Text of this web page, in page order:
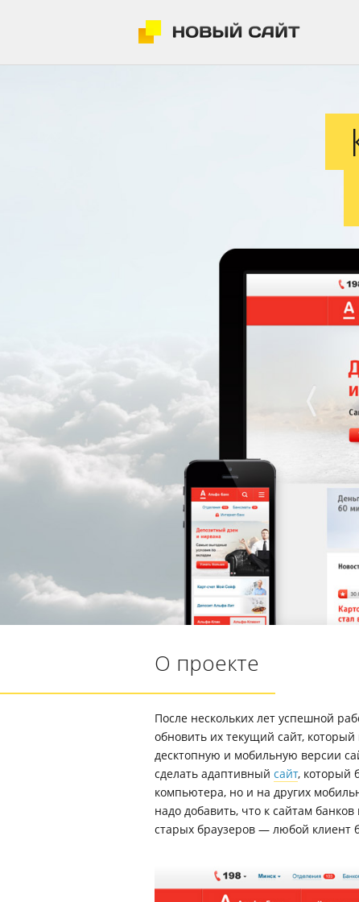
О проекте
После нескольких лет успешной
обновить их текущий сайт,
десктопную и мобильную версии
сделать адаптивный сайт, который
компьютера, но и на других
надо добавить, что к сайтам
старых браузеров — любой клиент